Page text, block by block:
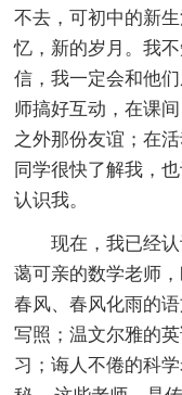
不去，可初中的新
忆，新的岁月。我
信，我一定会和他
师搞好互动，在课
之外那份友谊；在
同学很快了解我，
认识我。
现在，我已经
蔼可亲的数学老师
春风、春风化雨的
写照；温文尔雅的
习；诲人不倦的科